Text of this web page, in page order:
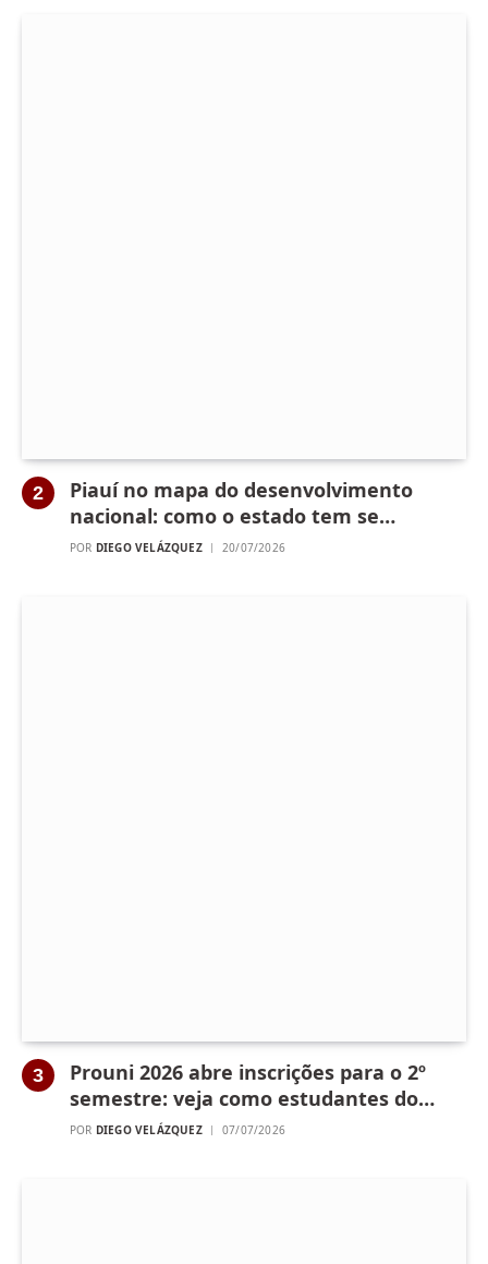
Piauí no mapa do desenvolvimento
nacional: como o estado tem se
reposicionado no cenário brasileiro
POR DIEGO VELÁZQUEZ 20/07/2026
Prouni 2026 abre inscrições para o 2º
semestre: veja como estudantes do
Piauí podem disputar bolsas de estudo
POR DIEGO VELÁZQUEZ 07/07/2026